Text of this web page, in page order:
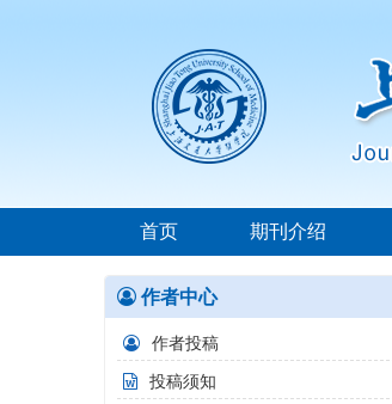
首页 期刊介绍
作者中心
作者投稿
投稿须知